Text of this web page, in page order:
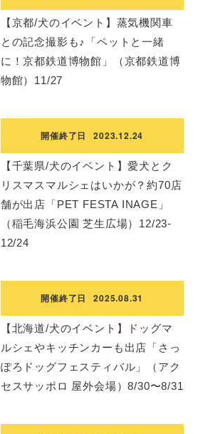
【京都/犬のイベント】蒸気機関車
との記念撮影も♪「ペットと一緒
に！京都鉄道博物館」（京都鉄道博
物館）11/27
開催終了日 2023.12.24
【千葉県/犬のイベント】愛犬とク
リスマスマルシェはいかが？約70店
舗が出店「PET FESTA INAGE」
（稲毛海浜公園 芝生広場）12/23-
12/24
開催終了日 2025.08.31
【北海道/犬のイベント】ドッグマ
ルシェやキッチンカーも出店「さっ
ぽろドッグフェスティバル」（アク
セスサッポロ 屋外会場）8/30〜8/31